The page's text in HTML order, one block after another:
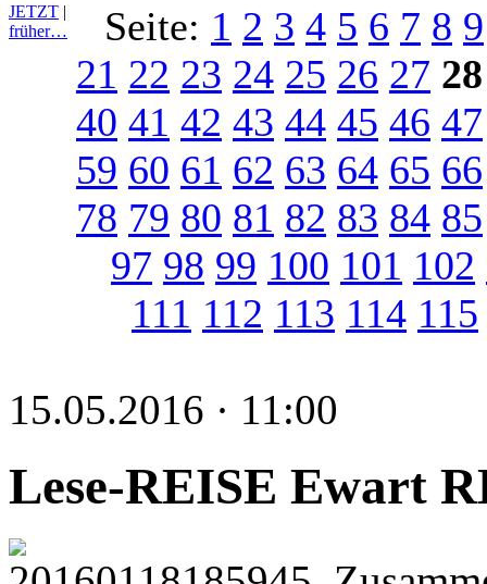
JETZT |
früher…
Seite: 1 2 3 4 5 6 7 8 9
21 22 23 24 25 26 27 28
40 41 42 43 44 45 46 47
59 60 61 62 63 64 65 66
78 79 80 81 82 83 84 85
97 98 99 100 101 102
111 112 113 114 115
15.05.2016 · 11:00
Lese-REISE Ewart